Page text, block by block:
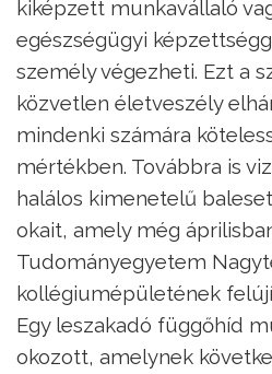
kiképzett munkavállaló
egészségügyi
személy végezheti. Ezt a
közvetlen életveszély
mindenki számára
mértékben. Továbbra is
halálos kimenetelű
okait, amely még
Tudományegyetem
kollégiumépületének
Egy leszakadó függőhíd
okozott, amelynek